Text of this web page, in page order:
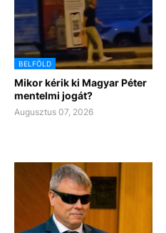
BELFÖLD
Mikor kérik ki Magyar Péter
mentelmi jogát?
Augusztus 07, 2026